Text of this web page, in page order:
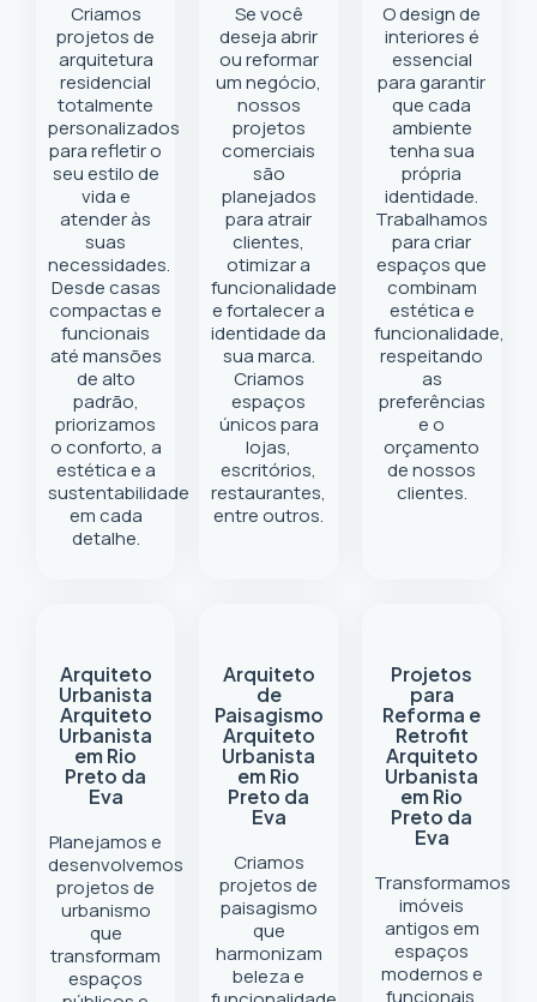
Criamos
projetos de
arquitetura
residencial
totalmente
personalizados
para refletir o
seu estilo de
vida e
atender às
suas
necessidades.
Desde casas
compactas e
funcionais
até mansões
de alto
padrão,
priorizamos
o conforto, a
estética e a
sustentabilidade
em cada
detalhe.
Se você
deseja abrir
ou reformar
um negócio,
nossos
projetos
comerciais
são
planejados
para atrair
clientes,
otimizar a
funcionalidade
e fortalecer a
identidade da
sua marca.
Criamos
espaços
únicos para
lojas,
escritórios,
restaurantes,
entre outros.
O design de
interiores é
essencial
para garantir
que cada
ambiente
tenha sua
própria
identidade.
Trabalhamos
para criar
espaços que
combinam
estética e
funcionalidade,
respeitando
as
preferências
e o
orçamento
de nossos
clientes.
Arquiteto
Urbanista
Arquiteto
Urbanista
em Rio
Preto da
Eva
Planejamos e
desenvolvemos
projetos de
urbanismo
que
transformam
espaços
Arquiteto
de
Paisagismo
Arquiteto
Urbanista
em Rio
Preto da
Eva
Criamos
projetos de
paisagismo
que
harmonizam
beleza e
Projetos
para
Reforma e
Retrofit
Arquiteto
Urbanista
em Rio
Preto da
Eva
Transformamos
imóveis
antigos em
espaços
modernos e
funcionais.